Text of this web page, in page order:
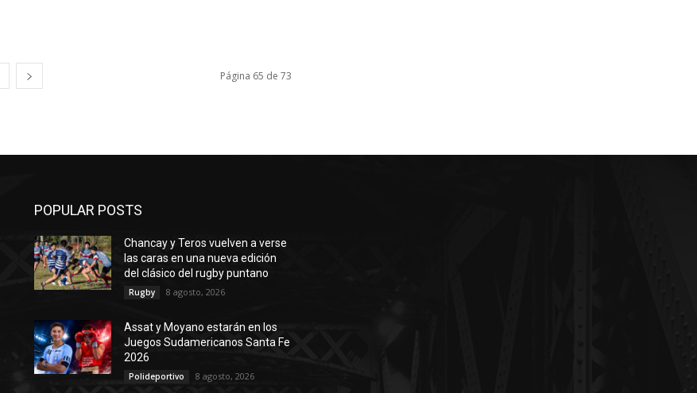
Página 65 de 73
POPULAR POSTS
Chancay y Teros vuelven a verse
las caras en una nueva edición
del clásico del rugby puntano
Rugby 8 agosto, 2026
Assat y Moyano estarán en los
Juegos Sudamericanos Santa Fe
2026
Polideportivo 8 agosto, 2026